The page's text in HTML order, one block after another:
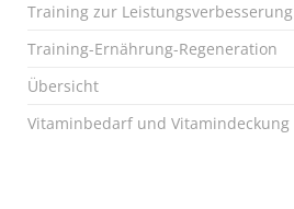
Training zur Leistungsverbesserung
Training-Ernährung-Regeneration
Übersicht
Vitaminbedarf und Vitamindeckung